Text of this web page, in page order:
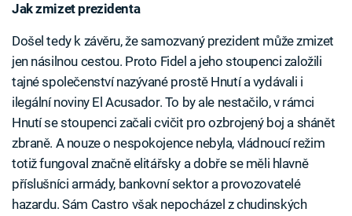
Jak zmizet prezidenta
Došel tedy k závěru, že samozvaný prezident může zmizet
jen násilnou cestou. Proto Fidel a jeho stoupenci založili
tajné společenství nazývané prostě Hnutí a vydávali i
ilegální noviny El Acusador. To by ale nestačilo, v rámci
Hnutí se stoupenci začali cvičit pro ozbrojený boj a shánět
zbraně. A nouze o nespokojence nebyla, vládnoucí režim
totiž fungoval značně elitářsky a dobře se měli hlavně
příslušníci armády, bankovní sektor a provozovatelé
hazardu. Sám Castro však nepocházel z chudinských